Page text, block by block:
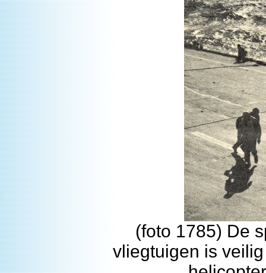
(foto 1785) De
vliegtuigen is